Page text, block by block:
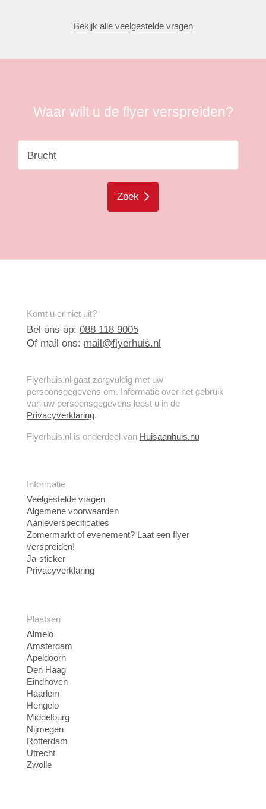
Bekijk alle veelgestelde vragen
Waar wilt u de flyer verspreiden?
Zoek
Komt u er niet uit?
Bel ons op: 088 118 9005
Of mail ons: mail@flyerhuis.nl
Flyerhuis.nl gaat zorgvuldig met uw
persoonsgegevens om. Informatie over het gebruik
van uw persoonsgegevens leest u in de
Privacyverklaring.
Flyerhuis.nl is onderdeel van Huisaanhuis.nu
Informatie
Veelgestelde vragen
Algemene voorwaarden
Aanleverspecificaties
Zomermarkt of evenement? Laat een flyer
verspreiden!
Ja-sticker
Privacyverklaring
Plaatsen
Almelo
Amsterdam
Apeldoorn
Den Haag
Eindhoven
Haarlem
Hengelo
Middelburg
Nijmegen
Rotterdam
Utrecht
Zwolle